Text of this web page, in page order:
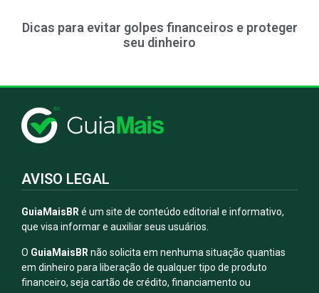
Dicas para evitar golpes financeiros e proteger
seu dinheiro
AVISO LEGAL
GuiaMaisBRé um site de conteúdo editorial e informativo,
que visa informar e auxiliar seus usuários.
O GuiaMaisBR não solicita em nenhuma situação quantias
em dinheiro para liberação de qualquer tipo de produto
financeiro, seja cartão de crédito, financiamento ou